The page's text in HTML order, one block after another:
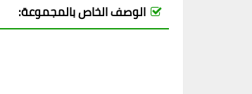
الوصف الخاص بالمجموعة: